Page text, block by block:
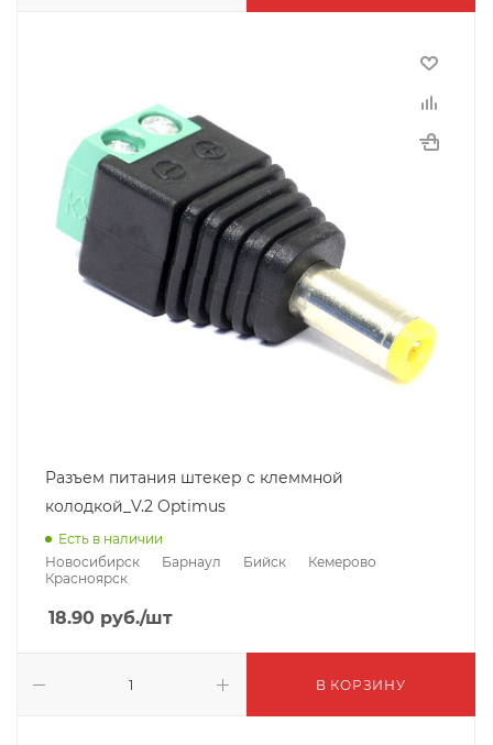
Разъем питания штекер с клеммной
колодкой_V.2 Optimus
Есть в наличии
Новосибирск
Барнаул Бийск
Кемерово
Красноярск
18.90 руб./шт
В КОРЗИНУ